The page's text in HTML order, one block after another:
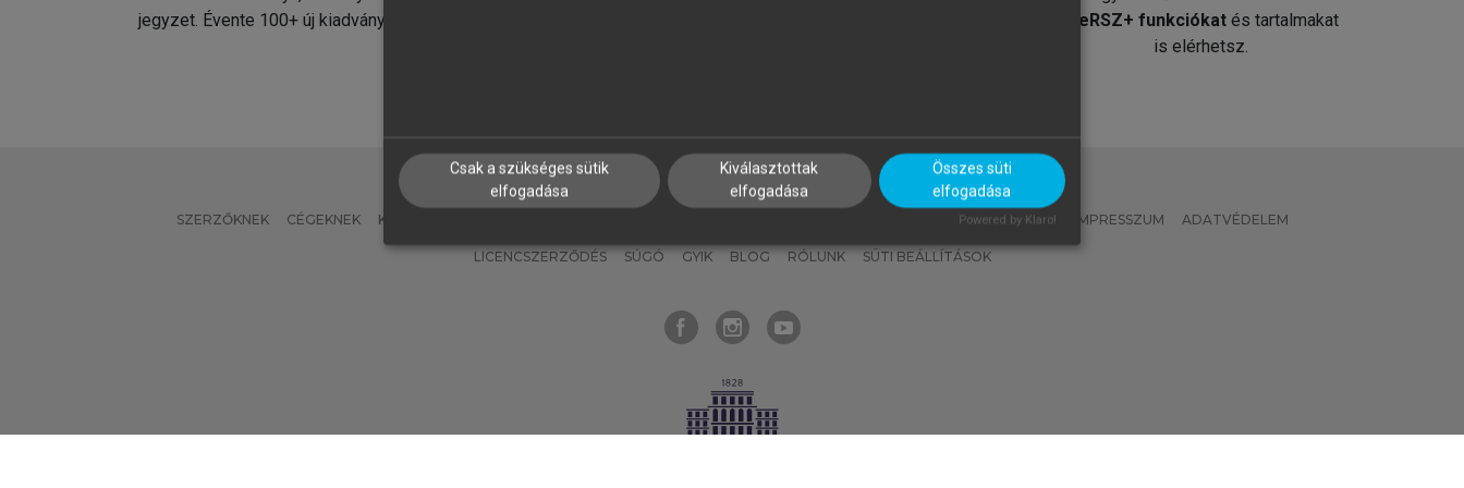
jegyzet. Évente 100+ új kiadvány.
MeRSZ+ funkciókat és tartalmakat
is elérhetsz.
SZERZŐKNEK CÉGEKNEK KÖNYVTÁROSOKNAK MI – ÁLTALÁNOS IRÁNYELVEK IMPRESSZUM ADATVÉDELEM
LICENCSZERZŐDÉS SÚGÓ GYIK BLOG RÓLUNK SÜTI BEÁLLÍTÁSOK
Csak a szükséges sütik
elfogadása
Kiválasztottak
elfogadása
Összes süti
elfogadása
Powered by Klaro!